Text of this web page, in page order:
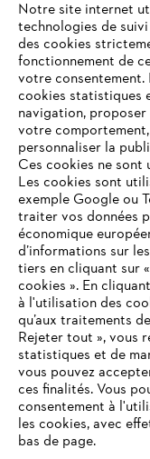
L'Entreprise
Questions /
Service
Conditions
VOTRE
N'EST
Vous utilisez un
en charge, et
peuvent fonctionner
Notre site internet
technologies de
des cookies
fonctionnement de
votre consentement.
cookies statistiques
navigation, proposer
votre
personnaliser la
Ces cookies ne sont
Les cookies sont
exemple Google ou
traiter vos données
économique
d’informations sur
tiers en cliquant sur
cookies ». En
à l'utilisation des
qu’aux traitements
Rejeter tout », vous
statistiques et de
vous pouvez
ces finalités. Vous
consentement à
les cookies, avec
bas de page.